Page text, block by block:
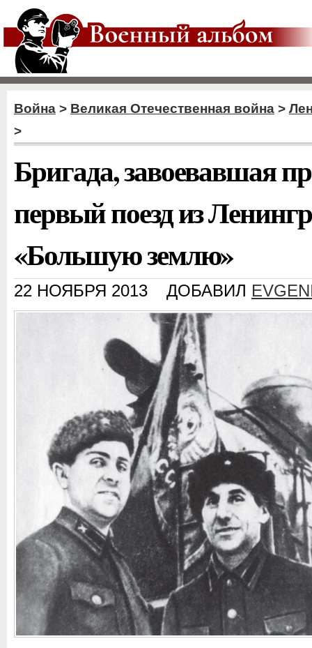
Война > Великая Отечественная война >
>
Бригада, завоевавшая
первый поезд из
«Большую землю»
22 НОЯБРЯ 2013 ДОБАВИЛ